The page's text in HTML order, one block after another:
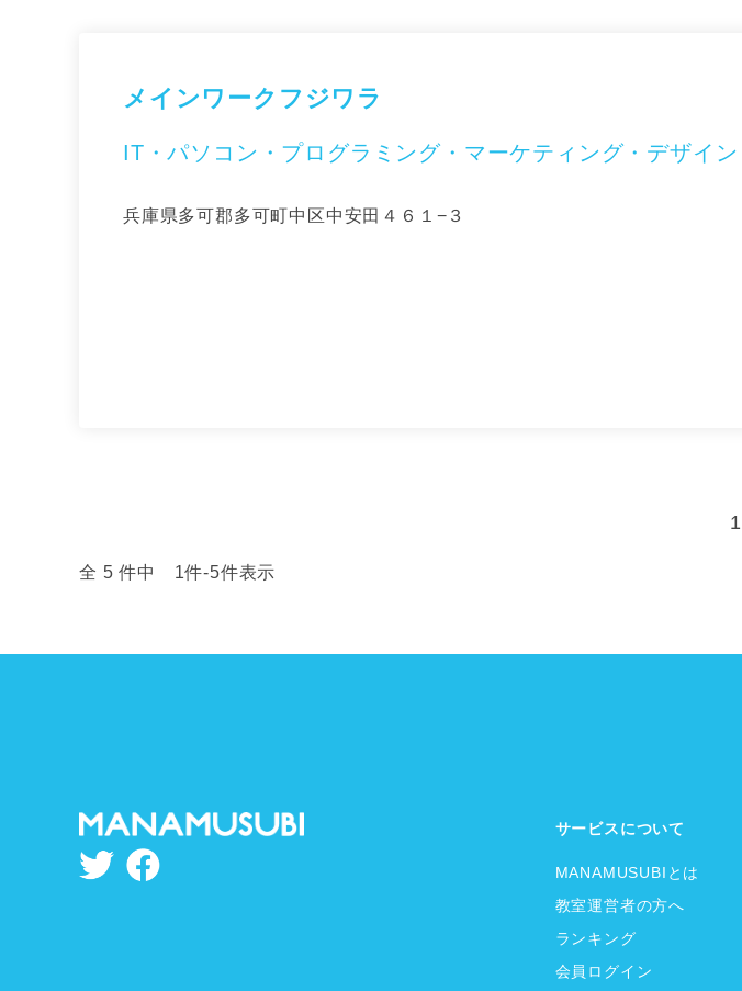
メインワークフジワラ
IT・パソコン・プログラミング・マーケティング・デザイン
兵庫県多可郡多可町中区中安田４６１−３
1
全 5 件中 1件-5件表示
サービスについて
MANAMUSUBIとは
教室運営者の方へ
ランキング
会員ログイン